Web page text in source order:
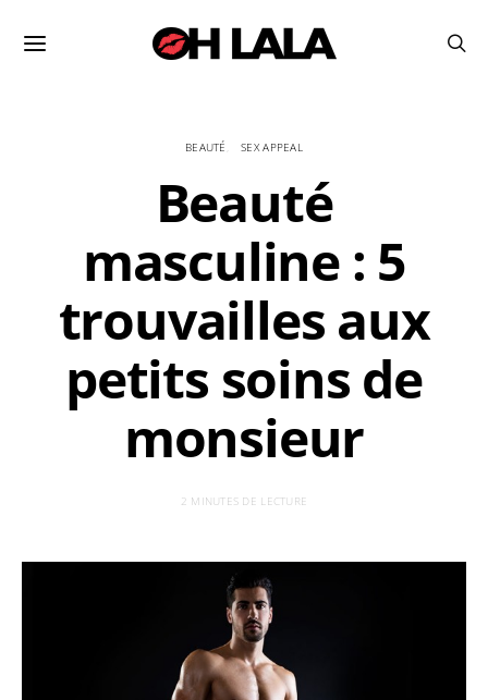
BEAUTÉ SEX APPEAL
Beauté
masculine : 5
trouvailles aux
petits soins de
monsieur
2 MINUTES DE LECTURE